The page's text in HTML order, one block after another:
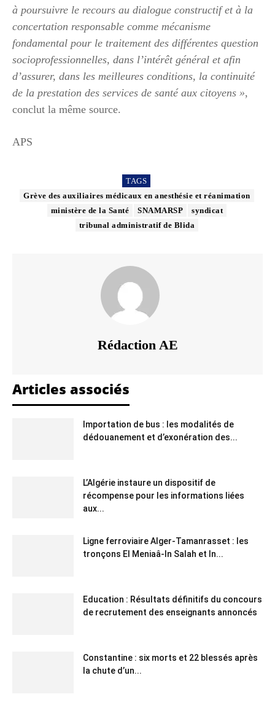
à poursuivre le recours au dialogue constructif et à la
concertation responsable comme mécanisme
fondamental pour le traitement des différentes question
socioprofessionnelles, dans l’intérêt général et afin
d’assurer, dans les meilleures conditions, la continuité
de la prestation des services de santé aux citoyens »,
conclut la même source.
APS
TAGS
Grève des auxiliaires médicaux en anesthésie et réanimation
ministère de la Santé
SNAMARSP
syndicat
tribunal administratif de Blida
Rédaction AE
Articles associés
Importation de bus : les modalités de
dédouanement et d’exonération des...
L’Algérie instaure un dispositif de
récompense pour les informations liées
aux...
Ligne ferroviaire Alger-Tamanrasset : les
tronçons El Meniaâ-In Salah et In...
Education : Résultats définitifs du concours
de recrutement des enseignants annoncés
Constantine : six morts et 22 blessés après
la chute d’un...